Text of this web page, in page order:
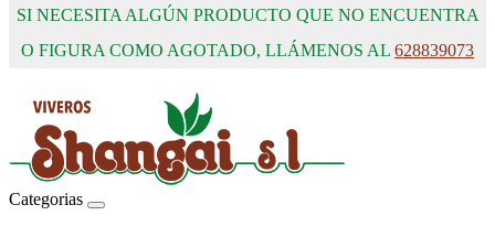
SI NECESITA ALGÚN PRODUCTO QUE NO ENCUENTRA
O FIGURA COMO AGOTADO, LLÁMENOS AL 628839073
Categorias